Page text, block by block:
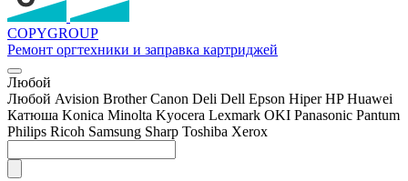
COPYGROUP
Ремонт оргтехники и заправка картриджей
Любой
Любой Avision Brother Canon Deli Dell Epson Hiper HP Huawei
Катюша Konica Minolta Kyocera Lexmark OKI Panasonic Pantum
Philips Ricoh Samsung Sharp Toshiba Xerox